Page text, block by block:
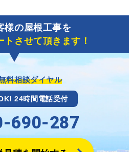
様の屋根工事を
トさせて頂きます！
料相談ダイヤル
24時間電話受付
690-287